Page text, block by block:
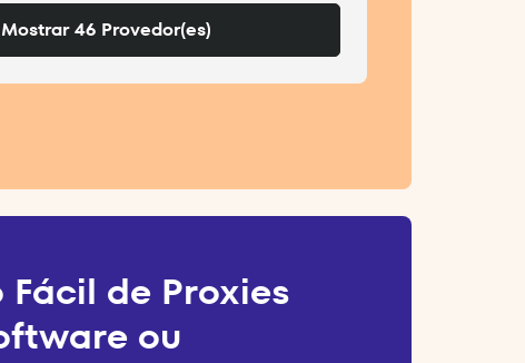
Mostrar 46 Provedor(es)
de Proxies
ou